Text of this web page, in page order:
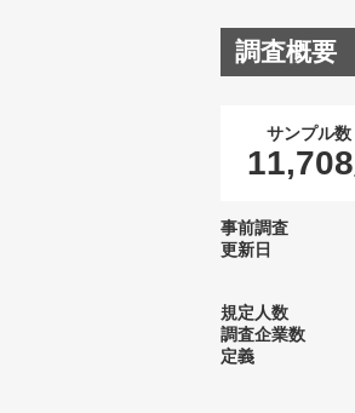
調査概要
サンプル数
11,708
事前調査
更新日
規定人数
調査企業数
定義